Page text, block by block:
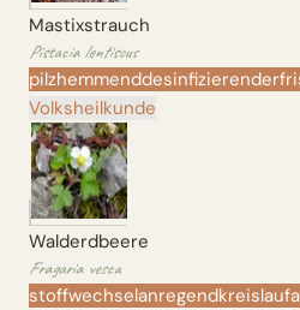
Mastixstrauch
Pistacia lentiscus
pilzhemmenddesinfizierend
Volksheilkunde
Walderdbeere
Fragaria vesca
stoffwechselanregend